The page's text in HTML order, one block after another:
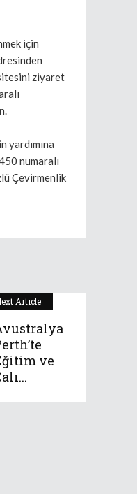
için
ziyaret
yardımına
numaralı
Çevirmenlik
Article
ve